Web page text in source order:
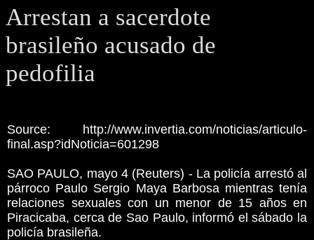
Arrestan a sacerdote
brasileño acusado de
pedofilia
Source: http://www.invertia.com/noticias/articulo-
final.asp?idNoticia=601298
SAO PAULO, mayo 4 (Reuters) - La policía arrestó al
párroco Paulo Sergio Maya Barbosa mientras tenía
relaciones sexuales con un menor de 15 años en
Piracicaba, cerca de Sao Paulo, informó el sábado la
policía brasileña.